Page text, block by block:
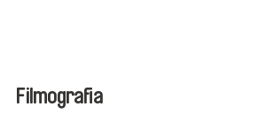
Filmografia